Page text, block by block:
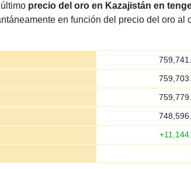
precio del oro en Kazajistán en
en función del precio del oro al
+